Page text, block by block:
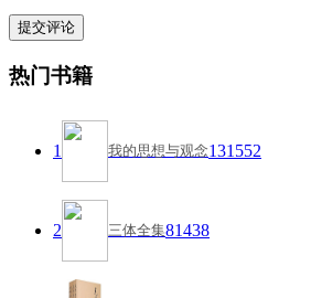
热门书籍
1 我的思想与观念131552
2 三体全集81438